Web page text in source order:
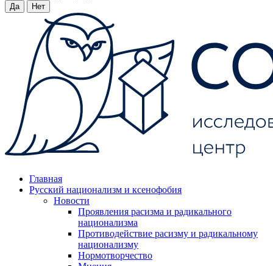
Да Нет
Главная
Русский национализм и ксенофобия
Новости
Проявления расизма и радикального
национализма
Противодействие расизму и радикальному
национализму
Нормотворчество